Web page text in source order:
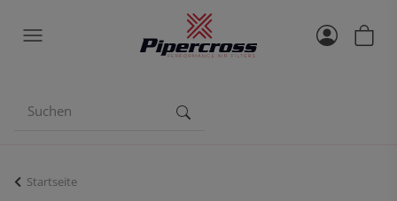
Startseite